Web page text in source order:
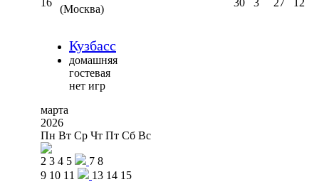
(Москва)
Кузбасс
домашняя
гостевая
нет игр
марта
2026
Пн Вт Ср Чт Пт Сб Вс
2 3 4 5 7 8
9 10 11 13 14 15